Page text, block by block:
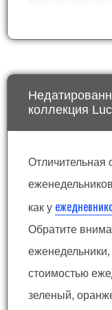
коллекция
Отличительная
как у
Обратите
стоимостью
зеленый,